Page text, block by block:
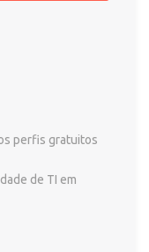
perfis gratuitos
de TI em